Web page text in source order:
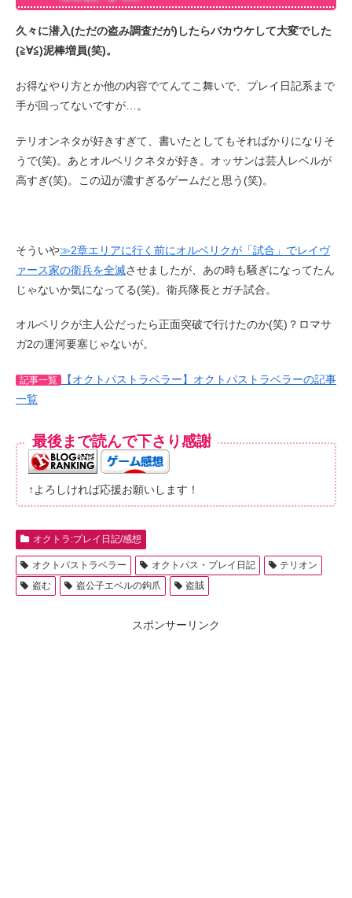
久々に潜入(ただの盗み調査だが)したらバカウケして大変でした
(≧∀≦)泥棒増員(笑)。
お得なやり方とか他の内容でてんてこ舞いで、プレイ日記系まで
手が回ってないですが…。
テリオンネタが好きすぎて、書いたとしてもそればかりになりそ
うで(笑)。あとオルベリクネタが好き。オッサンは芸人レベルが
高すぎ(笑)。この辺が濃すぎるゲームだと思う(笑)。
そういや≫2章エリアに行く前にオルベリクが「試合」でレイヴ
ァース家の衛兵を全滅させましたが、あの時も騒ぎになってたん
じゃないか気になってる(笑)。衛兵隊長とガチ試合。
オルベリクが主人公だったら正面突破で行けたのか(笑)？ロマサ
ガ2の運河要塞じゃないが。
記事一覧
【オクトパストラベラー】オクトパストラベラーの記事
一覧
最後まで読んで下さり感謝
↑よろしければ応援お願いします！
オクトラ:プレイ日記/感想
オクトパストラベラー オクトパス・プレイ日記
テリオン
盗む
盗公子エベルの鉤爪 盗賊
スポンサーリンク